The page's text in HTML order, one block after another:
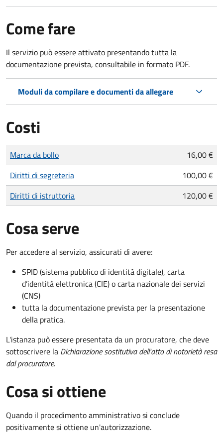
Come fare
Il servizio può essere attivato presentando tutta la
documentazione prevista, consultabile in formato PDF.
Moduli da compilare e documenti da allegare
Costi
Tipo di pagamento
Importo
Marca da bollo
16,00 €
Diritti di segreteria
100,00 €
Diritti di istruttoria
120,00 €
Cosa serve
Per accedere al servizio, assicurati di avere:
SPID (sistema pubblico di identità digitale), carta
d’identità elettronica (CIE) o carta nazionale dei servizi
(CNS)
tutta la documentazione prevista per la presentazione
della pratica.
L'istanza può essere presentata da un procuratore, che deve
sottoscrivere la Dichiarazione sostitutiva dell'atto di notorietà resa
dal procuratore.
Cosa si ottiene
Quando il procedimento amministrativo si conclude
positivamente si ottiene un'autorizzazione.